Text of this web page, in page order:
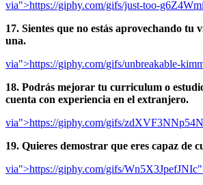
via">https://giphy.com/gifs/just-too-
17. Sientes que no estás aprovechando tu
una.
via">https://giphy.com/gifs/unbreakable-
18. Podrás mejorar tu curriculum o
cuenta con experiencia en el extranjero.
via">https://giphy.com/gifs/
19. Quieres demostrar que eres capaz de
via">https://giphy.com/gifs/